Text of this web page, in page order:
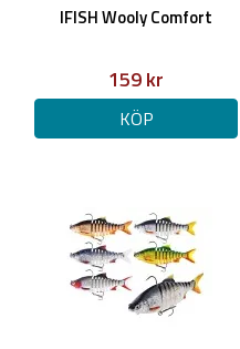
IFISH Wooly Comfort
159 kr
KÖP